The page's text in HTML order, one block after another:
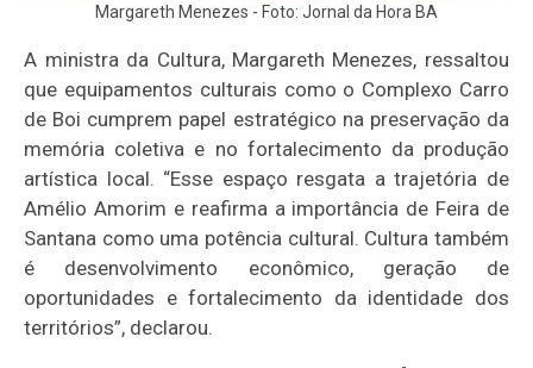
Margareth Menezes - Foto: Jornal da Hora BA
A ministra da Cultura, Margareth Menezes, ressaltou
que equipamentos culturais como o Complexo Carro
de Boi cumprem papel estratégico na preservação da
memória coletiva e no fortalecimento da produção
artística local. “Esse espaço resgata a trajetória de
Amélio Amorim e reafirma a importância de Feira de
Santana como uma potência cultural. Cultura também
é desenvolvimento econômico, geração de
oportunidades e fortalecimento da identidade dos
territórios”, declarou.